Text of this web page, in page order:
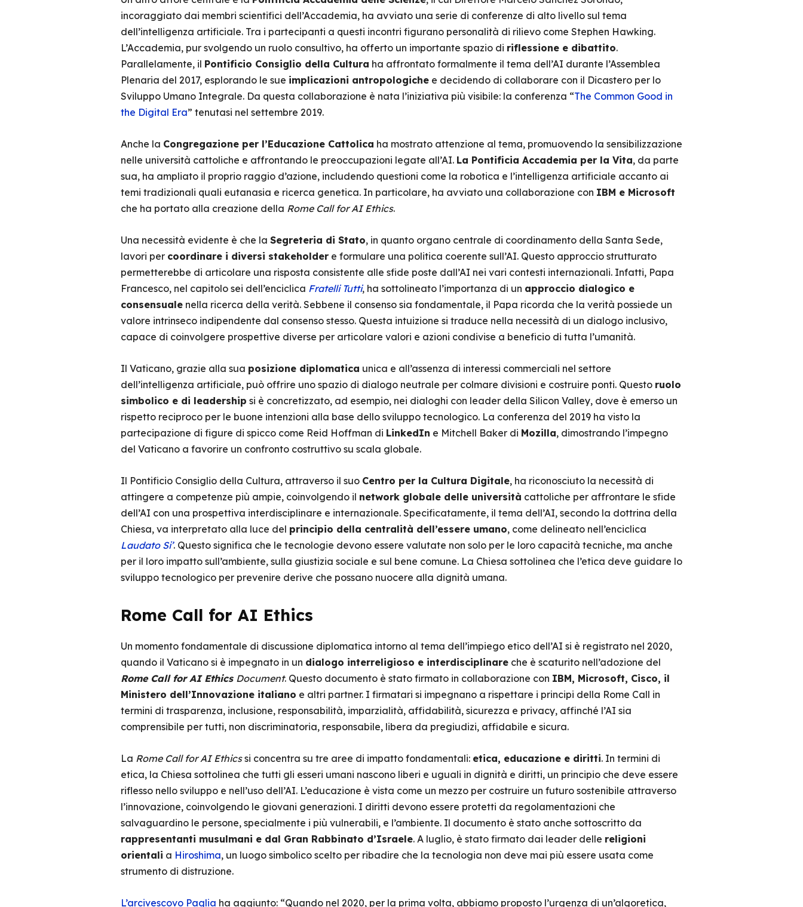
incoraggiato dai membri scientifici dell’Accademia, ha avviato una serie di conferenze di alto livello sul tema
dell’intelligenza artificiale. Tra i partecipanti a questi incontri figurano personalità di rilievo come Stephen Hawking.
L’Accademia, pur svolgendo un ruolo consultivo, ha offerto un importante spazio di riflessione e dibattito.
Parallelamente, il Pontificio Consiglio della Cultura ha affrontato formalmente il tema dell’AI durante l’Assemblea
Plenaria del 2017, esplorando le sue implicazioni antropologichee decidendo di collaborare con il Dicastero per lo
Sviluppo Umano Integrale. Da questa collaborazione è nata l’iniziativa più visibile: la conferenza “The Common Good in
the Digital Era” tenutasi nel settembre 2019.
Anche la Congregazione per l’Educazione Cattolica ha mostrato attenzione al tema, promuovendo la sensibilizzazione
nelle università cattoliche e affrontando le preoccupazioni legate all’AI. La Pontificia Accademia per la Vita, da parte
sua, ha ampliato il proprio raggio d’azione, includendo questioni come la robotica e l’intelligenza artificiale accanto ai
temi tradizionali quali eutanasia e ricerca genetica. In particolare, ha avviato una collaborazione con IBM e Microsoft
che ha portato alla creazione della Rome Call for AI Ethics.
Una necessità evidente è che la Segreteria di Stato, in quanto organo centrale di coordinamento della Santa Sede,
lavori per coordinare i diversi stakeholdere formulare una politica coerente sull’AI. Questo approccio strutturato
permetterebbe di articolare una risposta consistente alle sfide poste dall’AI nei vari contesti internazionali. Infatti, Papa
Francesco, nel capitolo sei dell’enciclica Fratelli Tutti, ha sottolineato l’importanza di un approccio dialogico e
consensualenella ricerca della verità. Sebbene il consenso sia fondamentale, il Papa ricorda che la verità possiede un
valore intrinseco indipendente dal consenso stesso. Questa intuizione si traduce nella necessità di un dialogo inclusivo,
capace di coinvolgere prospettive diverse per articolare valori e azioni condivise a beneficio di tutta l’umanità.
Il Vaticano, grazie alla sua posizione diplomatica unica e all’assenza di interessi commerciali nel settore
dell’intelligenza artificiale, può offrire uno spazio di dialogo neutrale per colmare divisioni e costruire ponti. Questo ruolo
simbolico e di leadership si è concretizzato, ad esempio, nei dialoghi con leader della Silicon Valley, dove è emerso un
rispetto reciproco per le buone intenzioni alla base dello sviluppo tecnologico. La conferenza del 2019 ha visto la
partecipazione di figure di spicco come Reid Hoffman di LinkedIn e Mitchell Baker di Mozilla, dimostrando l’impegno
del Vaticano a favorire un confronto costruttivo su scala globale.
Il Pontificio Consiglio della Cultura, attraverso il suo Centro per la Cultura Digitale, ha riconosciuto la necessità di
attingere a competenze più ampie, coinvolgendo il network globale delle università cattoliche per affrontare le sfide
dell’AI con una prospettiva interdisciplinare e internazionale. Specificatamente, il tema dell’AI, secondo la dottrina della
Chiesa, va interpretato alla luce del principio della centralità dell’essere umano, come delineato nell’enciclica
Laudato Si’. Questo significa che le tecnologie devono essere valutate non solo per le loro capacità tecniche, ma anche
per il loro impatto sull’ambiente, sulla giustizia sociale e sul bene comune. La Chiesa sottolinea che l’etica deve guidare lo
sviluppo tecnologico per prevenire derive che possano nuocere alla dignità umana.
Rome Call for AI Ethics
Un momento fondamentale di discussione diplomatica intorno al tema dell’impiego etico dell’AI si è registrato nel 2020,
quando il Vaticano si è impegnato in un dialogo interreligioso e interdisciplinareche è scaturito nell’adozione del
Rome Call for AI Ethics Document. Questo documento è stato firmato in collaborazione con IBM, Microsoft, Cisco, il
Ministero dell’Innovazione italiano e altri partner. I firmatari si impegnano a rispettare i principi della Rome Call in
termini di trasparenza, inclusione, responsabilità, imparzialità, affidabilità, sicurezza e privacy, affinché l’AI sia
comprensibile per tutti, non discriminatoria, responsabile, libera da pregiudizi, affidabile e sicura.
La Rome Call for AI Ethicssi concentra su tre aree di impatto fondamentali: etica, educazione e diritti. In termini di
etica, la Chiesa sottolinea che tutti gli esseri umani nascono liberi e uguali in dignità e diritti, un principio che deve essere
riflesso nello sviluppo e nell’uso dell’AI. L’educazione è vista come un mezzo per costruire un futuro sostenibile attraverso
l’innovazione, coinvolgendo le giovani generazioni. I diritti devono essere protetti da regolamentazioni che
salvaguardino le persone, specialmente i più vulnerabili, e l’ambiente. Il documento è stato anche sottoscritto da
rappresentanti musulmani e dal Gran Rabbinato d’Israele. A luglio, è stato firmato dai leader delle religioni
orientali a Hiroshima, un luogo simbolico scelto per ribadire che la tecnologia non deve mai più essere usata come
strumento di distruzione.
L’arcivescovo Paglia ha aggiunto: “Quando nel 2020, per la prima volta, abbiamo proposto l’urgenza di un’algoretica,